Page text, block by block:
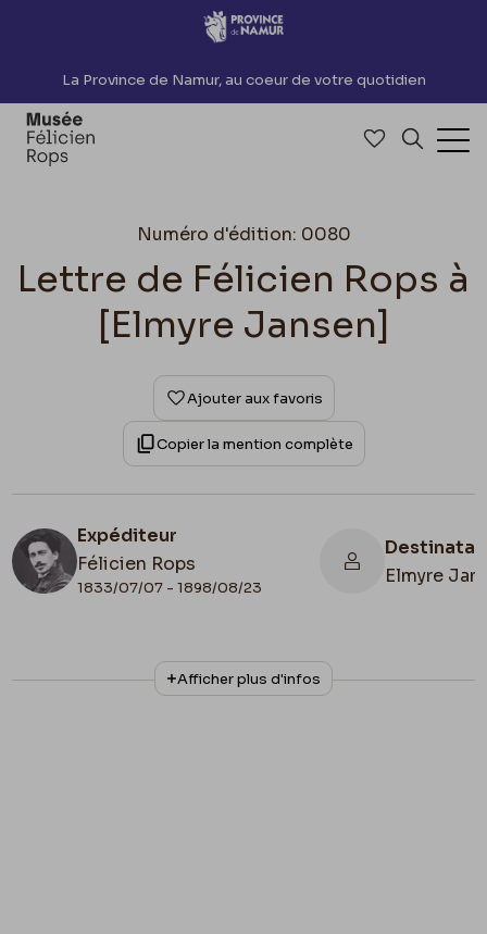
Accèder directement au contenu
La Province de Namur, au coeur de votre quotidien
Accéder à
Numéro d'édition: 0080
Lettre de Félicien Rops à
[Elmyre Jansen]
Ajouter aux favoris
Copier la mention complète
Expéditeur
Félicien Rops
1833/07/07 - 1898/08/23
Elmyre
N° d'inventaire
LEpr/83
Collationnage
Autographe
Afficher plus d'infos